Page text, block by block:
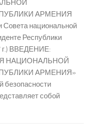
АРМЕНИЯ
Совета национальной
Республики
г.) ВВЕДЕНИЕ:
НАЦИОНАЛЬНОЙ
АРМЕНИЯ»
безопасности
собой